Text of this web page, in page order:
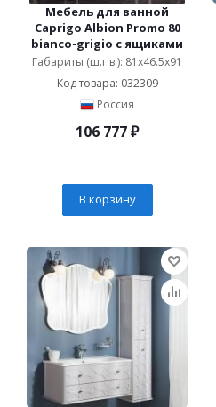
Мебель для ванной
Caprigo Albion Promo 80
bianco-grigio с ящиками
Габариты (ш.г.в.): 81x46.5x91
Код товара: 032309
Россия
106 777₽
В корзину